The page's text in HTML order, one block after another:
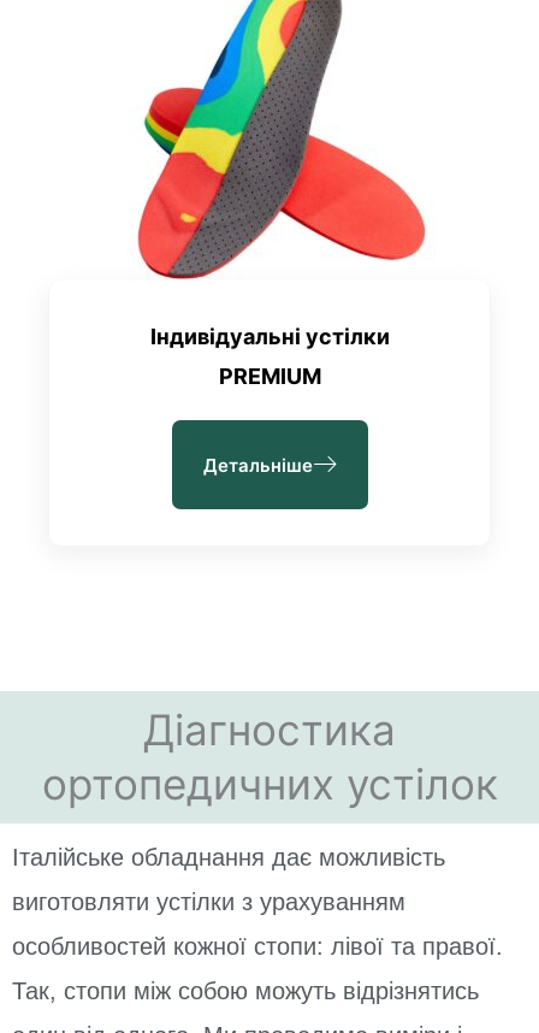
Індивідуальні устілки
PREMIUM
Детальніше
Діагностика
ортопедичних устілок
Італійське обладнання дає можливість
виготовляти устілки з урахуванням
особливостей кожної стопи: лівої та правої.
Так, стопи між собою можуть відрізнятись